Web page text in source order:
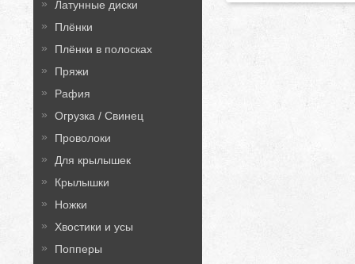
Латунные диски
Плёнки
Плёнки в полосках
Пряжи
Рафия
Огрузка / Свинец
Проволоки
Для крылышек
Крылышки
Ножки
Хвостики и усы
Попперы